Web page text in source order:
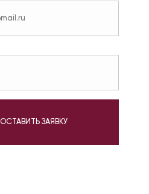
ОСТАВИТЬ ЗАЯВКУ